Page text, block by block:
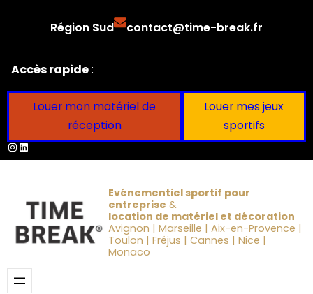
Région Sud contact@time-break.fr
Accès rapide:
Louer mon matériel de
réception
Louer mes jeux
sportifs
Instagram
LinkedIn
Evénementiel sportif pour
entreprise &
location de matériel et décoration
Avignon | Marseille | Aix-en-Provence |
Toulon | Fréjus | Cannes | Nice |
Monaco